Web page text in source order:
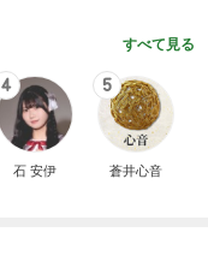
すべて見る
4
石 安伊
5
蒼井心音